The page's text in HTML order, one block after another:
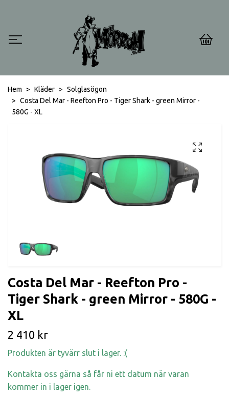
0
Hem Kläder
Solglasögon
Costa Del Mar - Reefton Pro - Tiger Shark - green Mirror -
580G - XL
Costa Del Mar - Reefton Pro -
Tiger Shark - green Mirror - 580G -
XL
2 410 kr
Produkten är tyvärr slut i lager. :(
Kontakta oss gärna så får ni ett datum när varan
kommer in i lager igen.